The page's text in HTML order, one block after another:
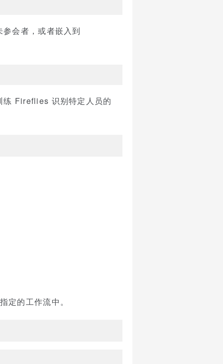
会者，或者嵌入到
练 Fireflies 识别特定人员的
的工作流中。